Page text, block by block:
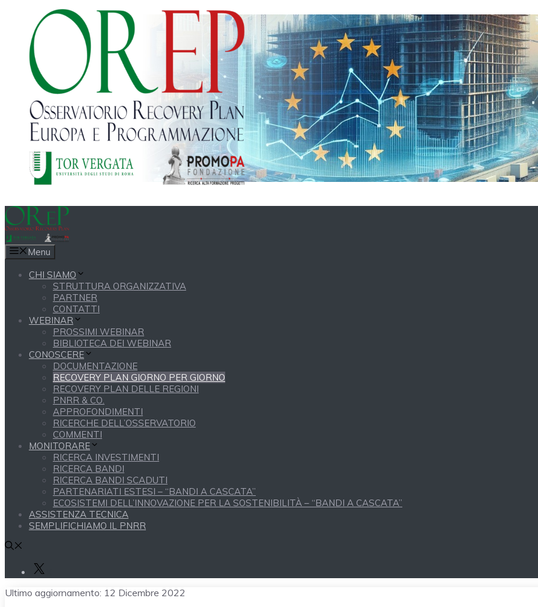
Menu
CHI SIAMO
STRUTTURA ORGANIZZATIVA
PARTNER
CONTATTI
WEBINAR
PROSSIMI WEBINAR
BIBLIOTECA DEI WEBINAR
CONOSCERE
DOCUMENTAZIONE
RECOVERY PLAN GIORNO PER GIORNO
RECOVERY PLAN DELLE REGIONI
PNRR & CO.
APPROFONDIMENTI
RICERCHE DELL’OSSERVATORIO
COMMENTI
MONITORARE
RICERCA INVESTIMENTI
RICERCA BANDI
RICERCA BANDI SCADUTI
PARTENARIATI ESTESI – “BANDI A CASCATA”
ECOSISTEMI DELL’INNOVAZIONE PER LA SOSTENIBILITÀ – “BANDI A CASCATA”
ASSISTENZA TECNICA
SEMPLIFICHIAMO IL PNRR
Ultimo aggiornamento: 12 Dicembre 2022